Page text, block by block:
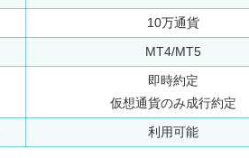
10万通貨
MT4/MT5
即時約定
仮想通貨のみ成行約定
利用可能